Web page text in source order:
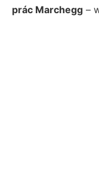
prác Marchegg –